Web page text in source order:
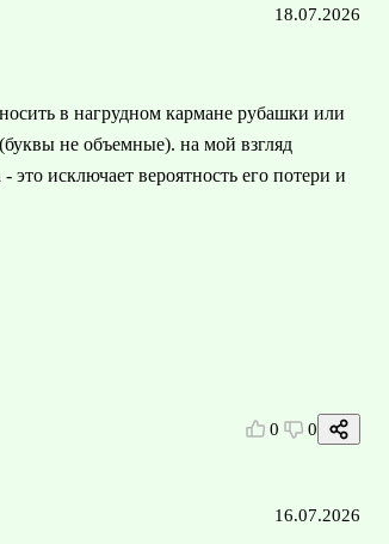
18.07.2026
в нагрудном кармане рубашки или
не объемные). на мой взгляд
исключает вероятность его потери и
0 0
16.07.2026